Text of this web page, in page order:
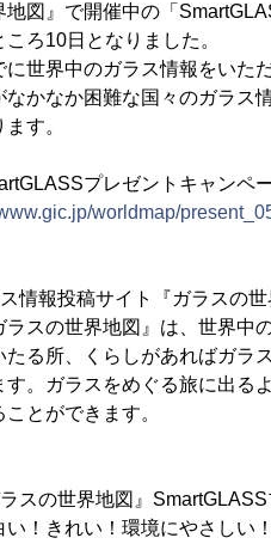
地図』で開催中の「
ころ10日となりました。
世界中のガラス情報をいた
なかなか困難な国々のガラス
す。
プレゼントキャンペ
worldmap/
情報投稿サイト『ガラスの
スの世界地図』は、世界中
たる所、くらしがあればガラ
す。ガラスをめぐる旅に出る
ことができます。
スの世界地図』
！きれい！環境にやさしい